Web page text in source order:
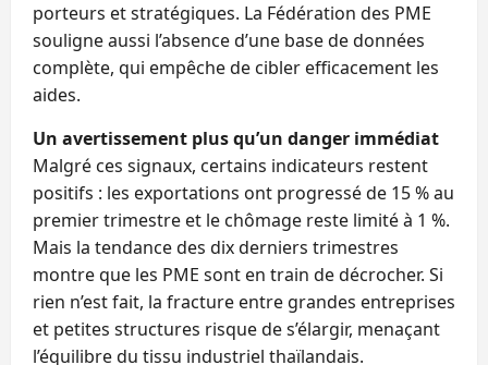
porteurs et stratégiques. La Fédération des PME
souligne aussi l’absence d’une base de données
complète, qui empêche de cibler efficacement les
aides.
Un avertissement plus qu’un danger immédiat
Malgré ces signaux, certains indicateurs restent
positifs : les exportations ont progressé de 15 % au
premier trimestre et le chômage reste limité à 1 %.
Mais la tendance des dix derniers trimestres
montre que les PME sont en train de décrocher. Si
rien n’est fait, la fracture entre grandes entreprises
et petites structures risque de s’élargir, menaçant
l’équilibre du tissu industriel thaïlandais.